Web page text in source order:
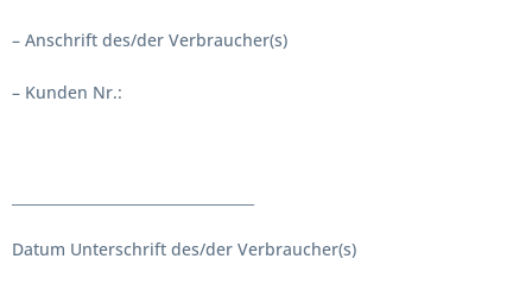
– Anschrift des/der Verbraucher(s)
– Kunden Nr.:
Datum Unterschrift des/der Verbraucher(s)